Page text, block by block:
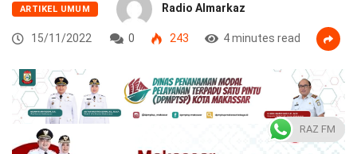
ARTIKEL UMUM Radio Almarkaz
15/11/2022 0 243 4 minutes read
RAZ FM